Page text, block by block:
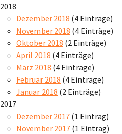
2018
Dezember 2018 (4 Einträge)
November 2018 (4 Einträge)
Oktober 2018 (2 Einträge)
April 2018 (4 Einträge)
März 2018 (4 Einträge)
Februar 2018 (4 Einträge)
Januar 2018 (2 Einträge)
2017
Dezember 2017 (1 Eintrag)
November 2017 (1 Eintrag)